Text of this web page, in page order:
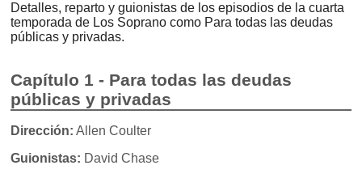
Detalles, reparto y guionistas de los episodios de la cuarta
temporada de Los Soprano como Para todas las deudas
públicas y privadas.
Capítulo 1 - Para todas las deudas
públicas y privadas
Dirección: Allen Coulter
Guionistas: David Chase